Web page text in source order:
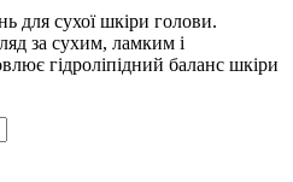
для сухої шкіри голови.
за сухим, ламким і
гідроліпідний баланс шкіри